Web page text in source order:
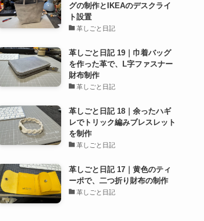
グの制作とIKEAのデスクライ
ト設置
革しごと日記
革しごと日記 19｜巾着バッグ
を作った革で、L字ファスナー
財布制作
革しごと日記
革しごと日記 18｜余ったハギ
レでトリック編みブレスレット
を制作
革しごと日記
革しごと日記 17｜黄色のティ
ーポで、二つ折り財布の制作
革しごと日記